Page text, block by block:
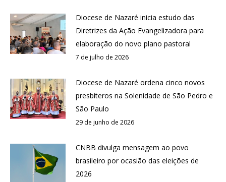
Diocese de Nazaré inicia estudo das
Diretrizes da Ação Evangelizadora para
elaboração do novo plano pastoral
7 de julho de 2026
Diocese de Nazaré ordena cinco novos
presbíteros na Solenidade de São Pedro e
São Paulo
29 de junho de 2026
CNBB divulga mensagem ao povo
brasileiro por ocasião das eleições de
2026